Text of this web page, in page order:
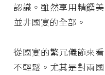
認識。雖然享用精饌
並非國宴的全部。
從國宴的繁冗儀節來
不輕鬆。尤其是對兩